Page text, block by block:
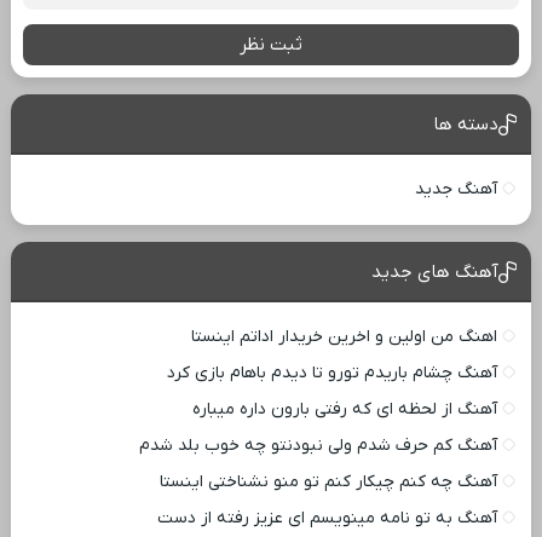
ثبت نظر
دسته ها
آهنگ جدید
آهنگ های جدید
اهنگ من اولین و اخرین خریدار اداتم اینستا
آهنگ چشام باریدم تورو تا دیدم باهام بازی کرد
آهنگ از لحظه ای که رفتی بارون داره میباره
آهنگ کم حرف شدم ولی نبودنتو چه خوب بلد شدم
آهنگ چه کنم چیکار کنم تو منو نشناختی اینستا
آهنگ به تو نامه مینویسم ای عزیز رفته از دست